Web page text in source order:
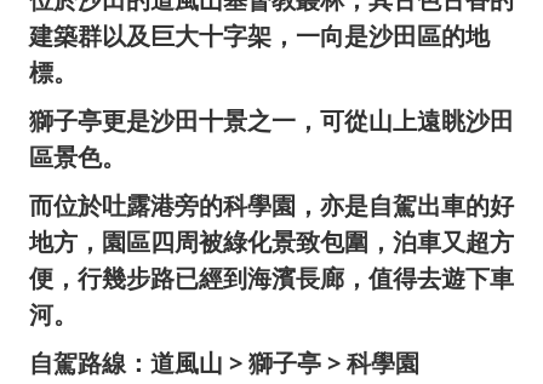
建築群以及巨大十字架，一向是沙田區的地
標。
獅子亭更是沙田十景之一，可從山上遠眺沙田
區景色。
而位於吐露港旁的科學園，亦是自駕出車的好
地方，園區四周被綠化景致包圍，泊車又超方
便，行幾步路已經到海濱長廊，值得去遊下車
河。
自駕路線：道風山 > 獅子亭 > 科學園